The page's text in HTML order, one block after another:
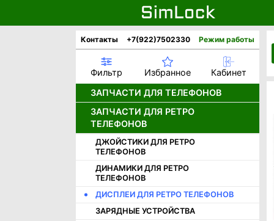
Контакты +7(922)7502330 Режим работы
Фильтр Избранное
Кабинет
ЗАПЧАСТИ ДЛЯ ТЕЛЕФОНОВ
АККУМУЛЯТОРЫ
ДИСПЛЕИ
ДИНАМИКИ
НИЖНИЕ ПЛАТЫ И РАЗЪЕМЫ
ШЛЕЙФЫ
КОРПУСНЫЕ ЧАСТИ APPLE
ЗАПЧАСТИ ДЛЯ РЕТРО
ТЕЛЕФОНОВ
ДЖОЙСТИКИ ДЛЯ РЕТРО
ТЕЛЕФОНОВ
ДИНАМИКИ ДЛЯ РЕТРО
ТЕЛЕФОНОВ
ДИСПЛЕИ ДЛЯ РЕТРО ТЕЛЕФОНОВ
ЗАРЯДНЫЕ УСТРОЙСТВА